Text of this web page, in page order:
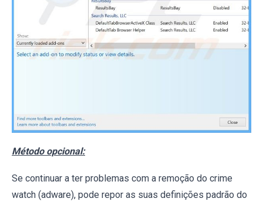
Método opcional:
Se continuar a ter problemas com a remoção do crime
watch (adware), pode repor as suas definições padrão do